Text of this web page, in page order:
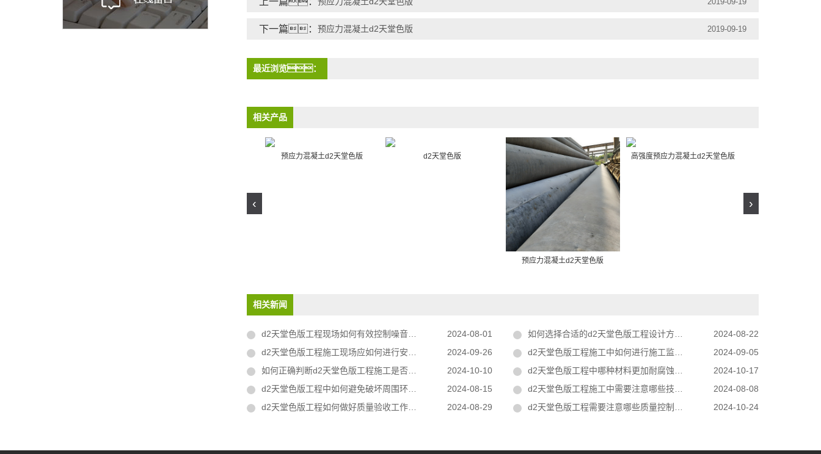
下一篇： 预应力混凝土d2天堂色版 2019-09-19
最近浏览：
相关产品
预应力混凝土d2天堂色版 d2天堂色版
预应力混凝土d2天堂色版
高强度预应力混凝土d2天堂色版
‹ ›
相关新闻
d2天堂色版工程现场如何有效控制噪音和粉尘？ 2024-08-01 如何选择合适的d2天堂色版工程设计方案？
2024-08-22
d2天堂色版工程施工现场应如何进行安全防护工作？
2024-09-26 d2天堂色版工程施工中如何进行施工监理工作？
2024-09-05
如何正确判断d2天堂色版工程施工是否合格？
2024-10-10 d2天堂色版工程中哪种材料更加耐腐蚀？
2024-10-17
d2天堂色版工程中如何避免破坏周围环境？
2024-08-15 d2天堂色版工程施工中需要注意哪些技术细节？
2024-08-08
d2天堂色版工程如何做好质量验收工作？
2024-08-29 d2天堂色版工程需要注意哪些质量控制要点？ 2024-10-24